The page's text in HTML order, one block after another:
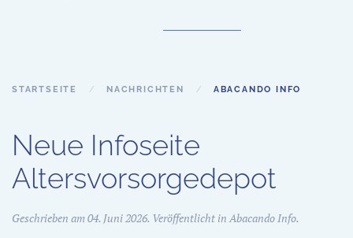
STARTSEITE NACHRICHTEN ABACANDO INFO
Neue Infoseite
Altersvorsorgedepot
Geschrieben am04. Juni 2026. Veröffentlicht inAbacando Info.